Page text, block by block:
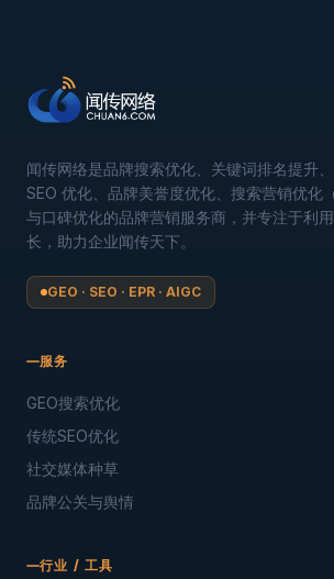
闻传网络是品牌搜索优化、关键词排名提升
SEO 优化、品牌美誉度优化、搜索营销优化
与口碑优化的品牌营销服务商，并专注于利
长，助力企业闻传天下。
GEO · SEO · EPR · AIGC
服务
GEO搜索优化
传统SEO优化
社交媒体种草
品牌公关与舆情
行业 / 工具